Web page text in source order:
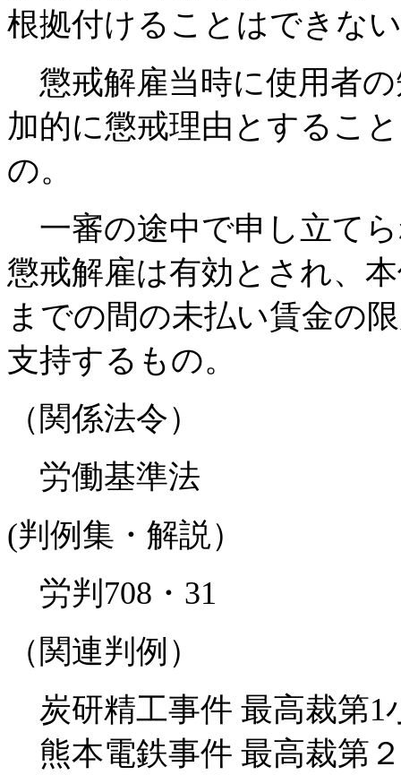
根拠付けることはできな
懲戒解雇当時に使用者
加的に懲戒理由とするこ
の。
一審の途中で申し立て
懲戒解雇は有効とされ、
までの間の未払い賃金の
支持するもの。
（関係法令）
労働基準法
(判例集・解説）
労判708・31
（関連判例）
炭研精工事件 最高裁第
熊本電鉄事件 最高裁